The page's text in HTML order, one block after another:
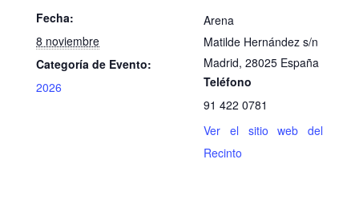
Fecha:
8 noviembre
Categoría de Evento:
2026
Arena
Matilde Hernández s/n
Madrid, 28025 España
Teléfono
91 422 0781
Ver el sitio web del
Recinto